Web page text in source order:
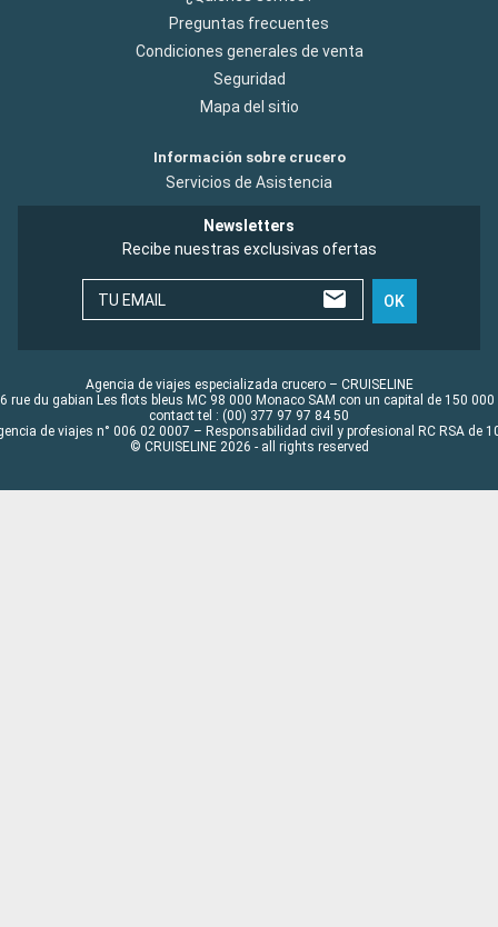
Preguntas frecuentes
Condiciones generales de venta
Seguridad
Mapa del sitio
Información sobre crucero
Servicios de Asistencia
Newsletters
Recibe nuestras exclusivas ofertas
TU EMAIL OK
Agencia de viajes especializada crucero – CRUISELINE
rue du gabian Les flots bleus MC 98 000 Monaco SAM con un capital de 150 000
contact tel : (00) 377 97 97 84 50
de viajes n° 006 02 0007 – Responsabilidad civil y profesional RC RSA de
© CRUISELINE 2026 - all rights reserved